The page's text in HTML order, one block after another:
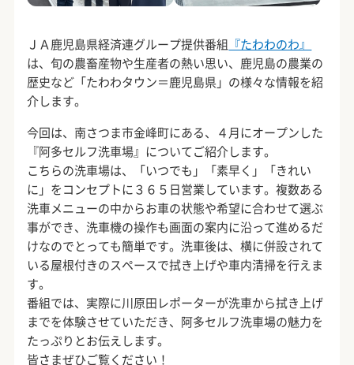
ＪＡ鹿児島県経済連グループ提供番組 『たわわのわ』
は、旬の農畜産物や生産者の熱い思い、鹿児島の農業の
歴史など「たわわタウン＝鹿児島県」の様々な情報を紹
介します。
今回は、南さつま市金峰町にある、４月にオープンした
『阿多セルフ洗車場』についてご紹介します。
こちらの洗車場は、「いつでも」「素早く」「きれい
に」をコンセプトに３６５日営業しています。複数ある
洗車メニューの中からお車の状態や希望に合わせて選ぶ
事ができ、洗車機の操作も画面の案内に沿って進めるだ
けなのでとっても簡単です。洗車後は、横に併設されて
いる屋根付きのスペースで拭き上げや車内清掃を行えま
す。
番組では、実際に川原田レポーターが洗車から拭き上げ
までを体験させていただき、阿多セルフ洗車場の魅力を
たっぷりとお伝えします。
皆さまぜひご覧ください！